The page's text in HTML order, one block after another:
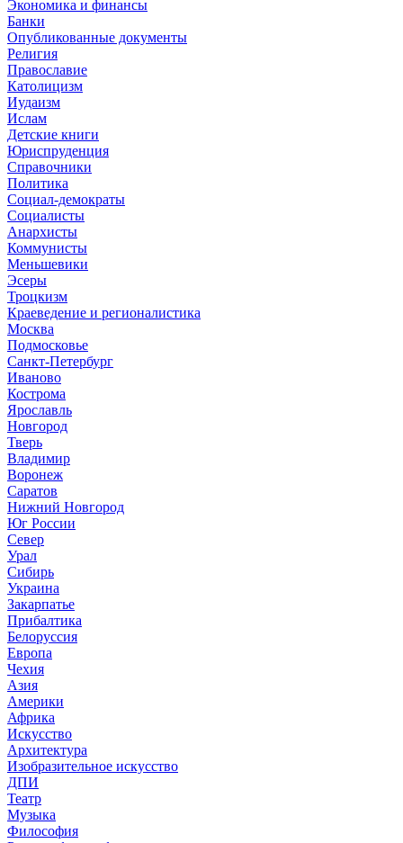
Экономика и финансы
Банки
Опубликованные документы
Религия
Православие
Католицизм
Иудаизм
Ислам
Детские книги
Юриспруденция
Справочники
Политика
Социал-демократы
Социалисты
Анархисты
Коммунисты
Меньшевики
Эсеры
Троцкизм
Краеведение и регионалистика
Москва
Подмосковье
Санкт-Петербург
Иваново
Кострома
Ярославль
Новгород
Тверь
Владимир
Воронеж
Саратов
Нижний Новгород
Юг России
Север
Урал
Сибирь
Украина
Закарпатье
Прибалтика
Белоруссия
Европа
Чехия
Азия
Америки
Африка
Искусство
Архитектура
Изобразительное искусство
ДПИ
Театр
Музыка
Философия